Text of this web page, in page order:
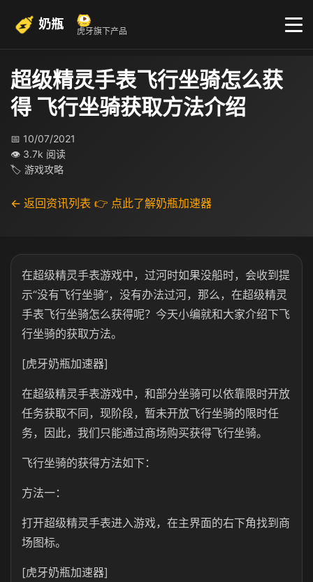
奶瓶 虎牙旗下产品
超级精灵手表飞行坐骑怎么获
得 飞行坐骑获取方法介绍
📅 10/07/2021
👁 3.7k 阅读
🏷 游戏攻略
← 返回资讯列表 👉 点此了解奶瓶加速器
在超级精灵手表游戏中，过河时如果没船时，会收到提
示“没有飞行坐骑”，没有办法过河，那么，在超级精灵
手表飞行坐骑怎么获得呢？今天小编就和大家介绍下飞
行坐骑的获取方法。
[虎牙奶瓶加速器]
在超级精灵手表游戏中，和部分坐骑可以依靠限时开放
任务获取不同，现阶段，暂未开放飞行坐骑的限时任
务，因此，我们只能通过商场购买获得飞行坐骑。
飞行坐骑的获得方法如下：
方法一：
打开超级精灵手表进入游戏，在主界面的右下角找到商
场图标。
[虎牙奶瓶加速器]